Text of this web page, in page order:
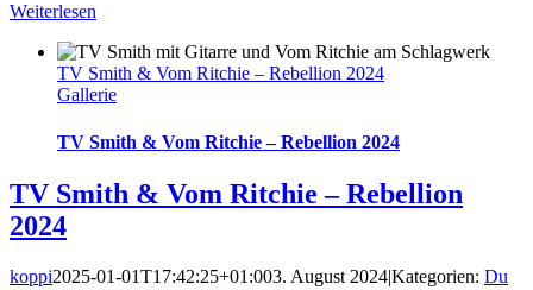
Weiterlesen
TV Smith & Vom Ritchie – Rebellion 2024
Gallerie
TV Smith & Vom Ritchie – Rebellion 2024
TV Smith & Vom Ritchie – Rebellion
2024
koppi2025-01-01T17:42:25+01:003. August 2024|Kategorien: Du